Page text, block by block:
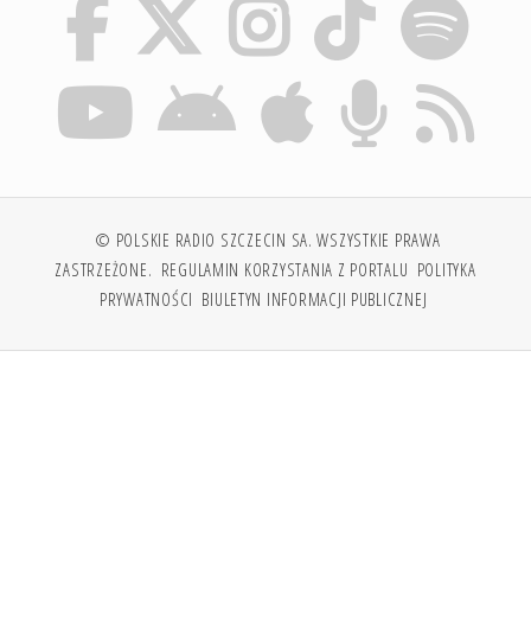
© POLSKIE RADIO SZCZECIN SA. WSZYSTKIE PRAWA
ZASTRZEŻONE. REGULAMIN KORZYSTANIA Z PORTALU POLITYKA
PRYWATNOŚCI BIULETYN INFORMACJI PUBLICZNEJ